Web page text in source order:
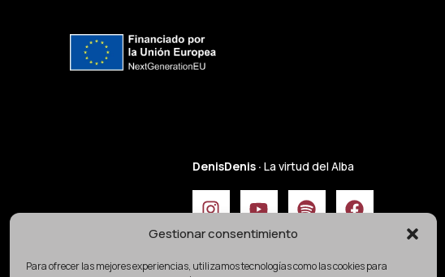
Gestionar consentimiento
Para ofrecer las mejores experiencias, utilizamos tecnologías como las cookies para
DenisDenis · La virtud del Alba